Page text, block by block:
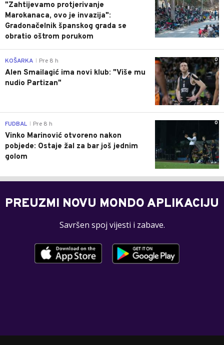
"Zahtijevamo protjerivanje
Marokanaca, ovo je invazija":
Gradonačelnik španskog grada se
obratio oštrom porukom
0
KOŠARKA Pre 8 h
Alen Smailagić ima novi klub: "Više mu
nudio Partizan"
0
FUDBAL Pre 8 h
Vinko Marinović otvoreno nakon
pobjede: Ostaje žal za bar još jednim
golom
PREUZMI NOVU MONDO APLIKACIJU
Savršen spoj vijesti i zabave.